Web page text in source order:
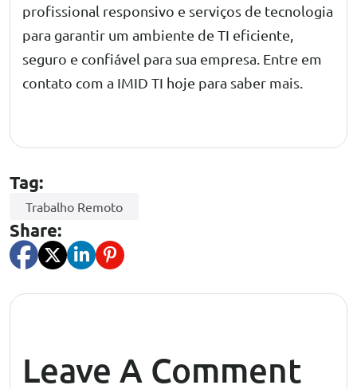
profissional responsivo e serviços de tecnologia
para garantir um ambiente de TI eficiente,
seguro e confiável para sua empresa. Entre em
contato com a IMID TI hoje para saber mais.
Tag:
Trabalho Remoto
Share:
Leave A Comment